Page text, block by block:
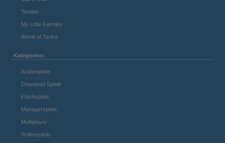
Tentlan
My Little Farmies
World of Tanks
Kategorien:
Actionspiele
Download Spiele
Flashspiele
Managerspiele
Multiplayer
Rollenspiele